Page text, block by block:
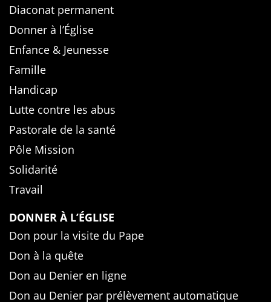
Diaconat permanent
Donner à l’Église
Enfance & Jeunesse
Famille
Handicap
Lutte contre les abus
Pastorale de la santé
Pôle Mission
Solidarité
Travail
DONNER À L’ÉGLISE
Don pour la visite du Pape
Don à la quête
Don au Denier en ligne
Don au Denier par prélèvement automatique